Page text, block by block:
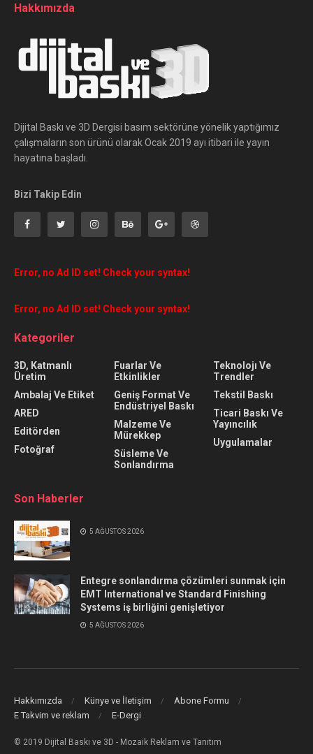
Hakkımızda
Dijital Baskı ve 3D Dergisi basım sektörüne yönelik yaptığımız
çalışmaların son ürünü olarak Ocak 2019 ayı itibari ile yayın
hayatına başladı.
Bizi Takip Edin
Error, no Ad ID set! Check your syntax!
Error, no Ad ID set! Check your syntax!
Kategoriler
3D, Katmanlı
Üretim
Ambalaj Ve Etiket
ARED
Editörden
Fotoğraf
Fuarlar Ve
Etkinlikler
Geniş Format Ve
Endüstriyel Baskı
Malzeme Ve
Mürekkep
Süsleme Ve
Sonlandırma
Teknolojı Ve
Trendler
Tekstil Baskı
Ticari Baskı Ve
Yayıncılık
Uygulamalar
Son Haberler
5 AĞUSTOS 2026
Entegre sonlandırma çözümleri sunmak için
EMT International ve Standard Finishing
Systems iş birliğini genişletiyor
5 AĞUSTOS 2026
Hakkımızda Künye ve İletişim
Abone Formu
E Takvim ve reklam
E-Dergi
© 2019 Dijital Baskı ve 3D - Mozaik Reklam ve Tanıtım